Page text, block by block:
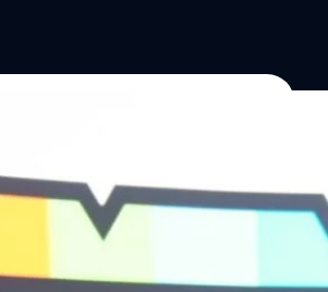
Energy สร้างฐาน
Engine พร้อมจ่ายปันผล 0.10